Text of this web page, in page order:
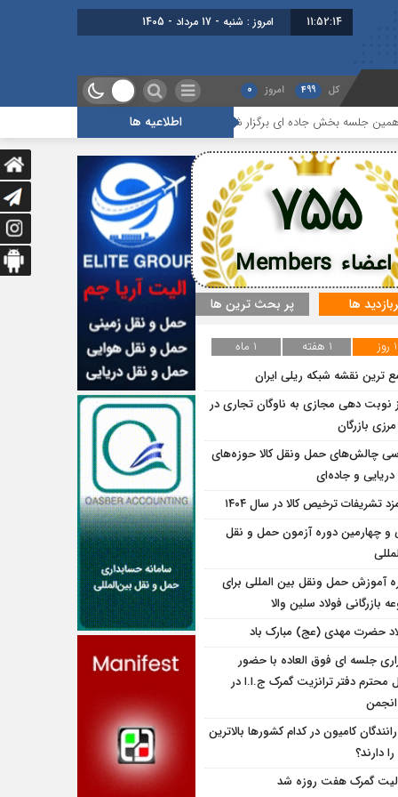
11:52:14 امروز : شنبه - 17 مرداد - 1405
کل 499 امروز 0
اطلاعیه ها بخش جاده ای برگزار شد گزارشی از آخرین جلسه بخش گمرک ، بیمه و
اعضاء Members
755
ها پر بحث ترین ها
1 روز 1 هفته
1 ماه
ترین نقشه شبکه ریلی ایران
نوبت دهی مجازی به ناوگان تجاری در
مرزی بازرگان
چالش‌های حمل ونقل کالا حوزه‌های
دریایی و جاده‌ای
تشریفات ترخیص کالا در سال ۱۴۰۴
چهارمین دوره آزمون حمل و نقل
آموزش حمل ونقل بین المللی برای
بازرگانی فولاد سلین والا
حضرت مهدی (عج) مبارک باد
جلسه ای فوق العاده با حضور
محترم دفتر ترانزیت گمرک ج.ا.ا در
کامیون در کدام کشورها بالاترین
دارند؟
گمرک هفت روزه شد